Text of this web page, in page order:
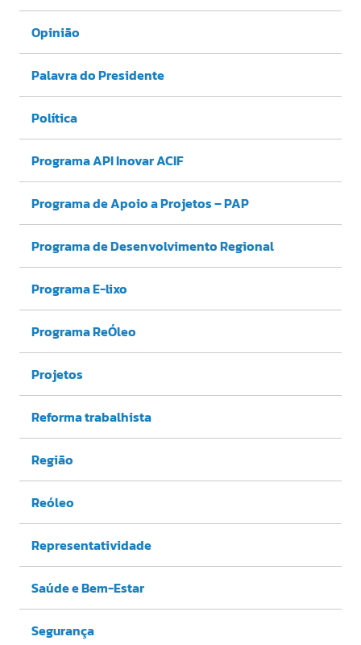
Opinião
Palavra do Presidente
Política
Programa API Inovar ACIF
Programa de Apoio a Projetos – PAP
Programa de Desenvolvimento Regional
Programa E-lixo
Programa ReÓleo
Projetos
Reforma trabalhista
Região
Reóleo
Representatividade
Saúde e Bem-Estar
Segurança